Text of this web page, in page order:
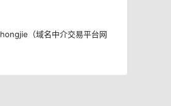
（域名中介交易平台网